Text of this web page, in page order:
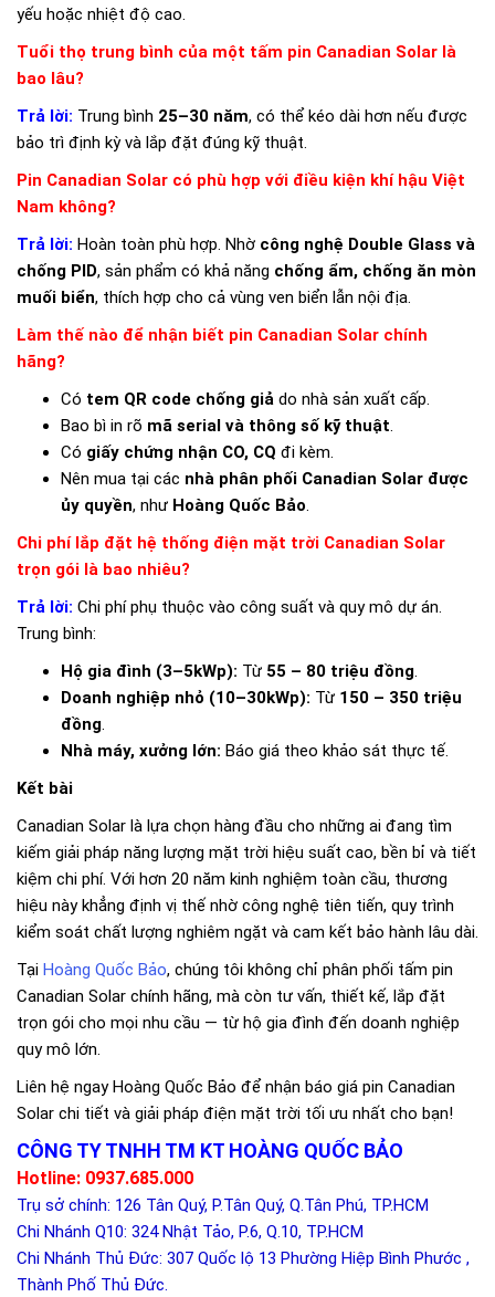
yếu hoặc nhiệt độ cao.
Tuổi thọ trung bình của một tấm pin Canadian Solar là
bao lâu?
Trả lời: Trung bình 25–30 năm, có thể kéo dài hơn nếu được
bảo trì định kỳ và lắp đặt đúng kỹ thuật.
Pin Canadian Solar có phù hợp với điều kiện khí hậu Việt
Nam không?
Trả lời: Hoàn toàn phù hợp. Nhờ công nghệ Double Glass và
chống PID, sản phẩm có khả năng chống ẩm, chống ăn mòn
muối biển, thích hợp cho cả vùng ven biển lẫn nội địa.
Làm thế nào để nhận biết pin Canadian Solar chính
hãng?
Có tem QR code chống giả do nhà sản xuất cấp.
Bao bì in rõ mã serial và thông số kỹ thuật.
Có giấy chứng nhận CO, CQ đi kèm.
Nên mua tại các nhà phân phối Canadian Solar được
ủy quyền, như Hoàng Quốc Bảo.
Chi phí lắp đặt hệ thống điện mặt trời Canadian Solar
trọn gói là bao nhiêu?
Trả lời: Chi phí phụ thuộc vào công suất và quy mô dự án.
Trung bình:
Hộ gia đình (3–5kWp): Từ 55 – 80 triệu đồng.
Doanh nghiệp nhỏ (10–30kWp): Từ 150 – 350 triệu
đồng.
Nhà máy, xưởng lớn: Báo giá theo khảo sát thực tế.
Kết bài
Canadian Solar là lựa chọn hàng đầu cho những ai đang tìm
kiếm giải pháp năng lượng mặt trời hiệu suất cao, bền bỉ và tiết
kiệm chi phí. Với hơn 20 năm kinh nghiệm toàn cầu, thương
hiệu này khẳng định vị thế nhờ công nghệ tiên tiến, quy trình
kiểm soát chất lượng nghiêm ngặt và cam kết bảo hành lâu dài.
Tại Hoàng Quốc Bảo, chúng tôi không chỉ phân phối tấm pin
Canadian Solar chính hãng, mà còn tư vấn, thiết kế, lắp đặt
trọn gói cho mọi nhu cầu — từ hộ gia đình đến doanh nghiệp
quy mô lớn.
Liên hệ ngay Hoàng Quốc Bảo để nhận báo giá pin Canadian
Solar chi tiết và giải pháp điện mặt trời tối ưu nhất cho bạn!
CÔNG TY TNHH TM KT HOÀNG QUỐC BẢO
Hotline: 0937.685.000
Trụ sở chính: 126 Tân Quý, P.Tân Quý, Q.Tân Phú, TP.HCM
Chi Nhánh Q10: 324 Nhật Tảo, P.6, Q.10, TP.HCM
Chi Nhánh Thủ Đức: 307 Quốc lộ 13 Phường Hiệp Bình Phước ,
Thành Phố Thủ Đức.